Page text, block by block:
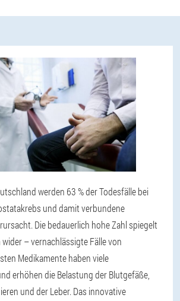
werden 63 % der Todesfälle bei
und damit verbundene
Die bedauerlich hohe Zahl spiegelt
– vernachlässigte Fälle von
Medikamente haben viele
erhöhen die Belastung der Blutgefäße,
und der Leber. Das innovative